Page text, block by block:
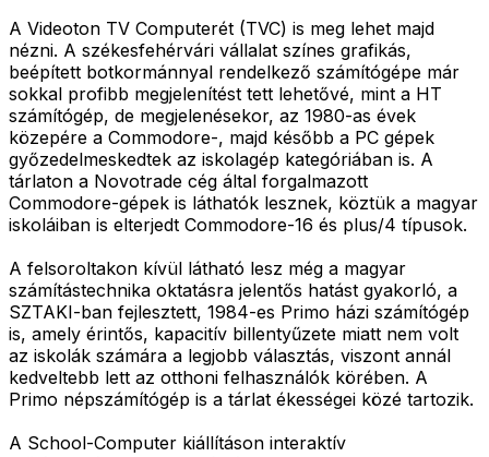
A Videoton TV Computerét (TVC) is meg lehet majd
nézni. A székesfehérvári vállalat színes grafikás,
beépített botkormánnyal rendelkező számítógépe már
sokkal profibb megjelenítést tett lehetővé, mint a HT
számítógép, de megjelenésekor, az 1980-as évek
közepére a Commodore-, majd később a PC gépek
győzedelmeskedtek az iskolagép kategóriában is. A
tárlaton a Novotrade cég által forgalmazott
Commodore-gépek is láthatók lesznek, köztük a magyar
iskoláiban is elterjedt Commodore-16 és plus/4 típusok.
A felsoroltakon kívül látható lesz még a magyar
számítástechnika oktatásra jelentős hatást gyakorló, a
SZTAKI-ban fejlesztett, 1984-es Primo házi számítógép
is, amely érintős, kapacitív billentyűzete miatt nem volt
az iskolák számára a legjobb választás, viszont annál
kedveltebb lett az otthoni felhasználók körében. A
Primo népszámítógép is a tárlat ékességei közé tartozik.
A School-Computer kiállításon interaktív